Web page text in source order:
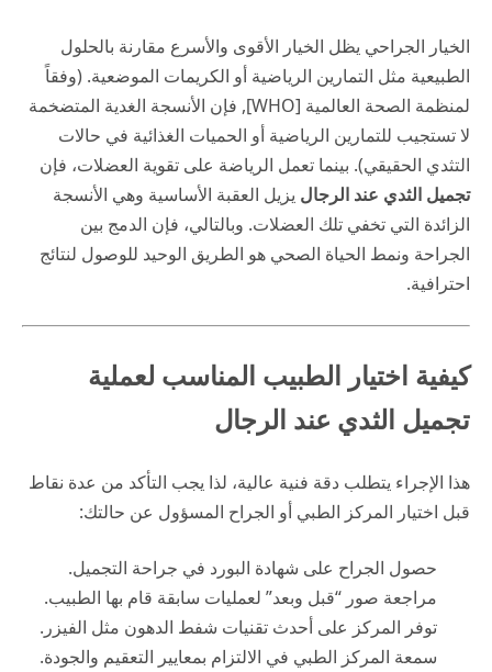
الخيار الجراحي يظل الخيار الأقوى والأسرع مقارنة بالحلول
الطبيعية مثل التمارين الرياضية أو الكريمات الموضعية. (وفقاً
لمنظمة الصحة العالمية [WHO], فإن الأنسجة الغدية المتضخمة
لا تستجيب للتمارين الرياضية أو الحميات الغذائية في حالات
التثدي الحقيقي). بينما تعمل الرياضة على تقوية العضلات، فإن
تجميل الثدي عند الرجال يزيل العقبة الأساسية وهي الأنسجة
الزائدة التي تخفي تلك العضلات. وبالتالي، فإن الدمج بين
الجراحة ونمط الحياة الصحي هو الطريق الوحيد للوصول لنتائج
احترافية.
كيفية اختيار الطبيب المناسب لعملية
تجميل الثدي عند الرجال
هذا الإجراء يتطلب دقة فنية عالية، لذا يجب التأكد من عدة نقاط
قبل اختيار المركز الطبي أو الجراح المسؤول عن حالتك:
حصول الجراح على شهادة البورد في جراحة التجميل.
مراجعة صور “قبل وبعد” لعمليات سابقة قام بها الطبيب.
توفر المركز على أحدث تقنيات شفط الدهون مثل الفيزر.
سمعة المركز الطبي في الالتزام بمعايير التعقيم والجودة.